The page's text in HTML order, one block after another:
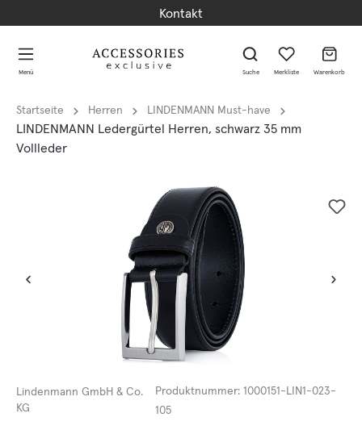
Kontakt
Menü Suche Merkliste Warenkorb
Startseite Herren LINDENMANN Must-have
LINDENMANN Ledergürtel Herren, schwarz 35 mm
Vollleder
Lindenmann GmbH & Co.
KG
Produktnummer:1000151-LIN1-023-
105